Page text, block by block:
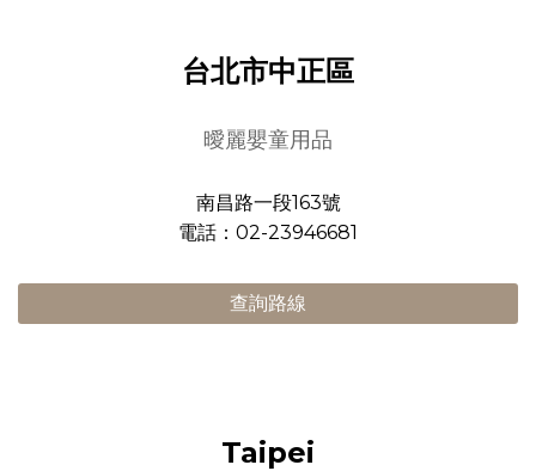
台北市中正區
曖麗嬰童用品
南昌路一段163號
電話：02-23946681
查詢路線
Taipei